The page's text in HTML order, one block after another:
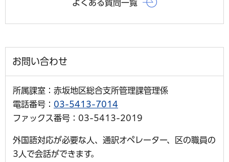
よくある質問一覧
お問い合わせ
所属課室：赤坂地区総合支所管理課管理係
電話番号： 03-5413-7014
ファックス番号：03-5413-2019
外国語対応が必要な人、通訳オペレーター、区の職員の
3人で会話ができます。